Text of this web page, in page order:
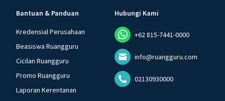
Bantuan & Panduan
Kredensial Perusahaan
Beasiswa Ruangguru
Cicilan Ruangguru
Promo Ruangguru
Laporan Kerentanan
Hubungi Kami
+62 815-7441-0000
info@ruangguru.com
02130930000